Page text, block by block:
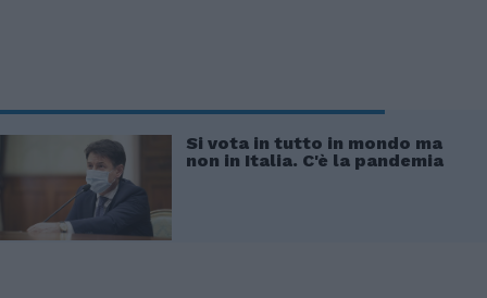
Si vota in tutto in mondo ma
non in Italia. C'è la pandemia